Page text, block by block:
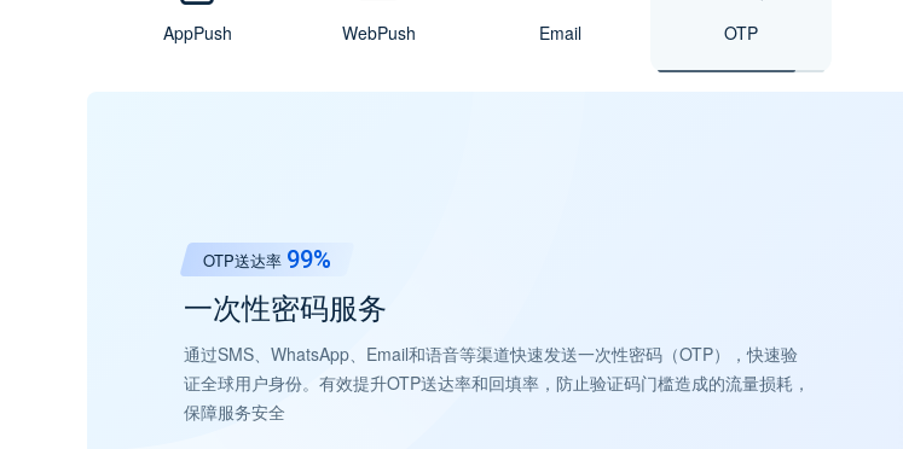
AppPush WebPush Email OTP
AppPush推送送达率
高效的移动应用推送通知服务
提供整合Android、iOS的统一推送服务，毫秒级送达，推送内容多样性，有效提高留
存率，提升用户活跃度。
提升网站通知订阅率约
实时网站推送通知服务
无需依赖移动App，您可随时向网站订阅用户推送营销消息和服务通知，高效提升用
户活跃度与转化率。
邮件送达率 99.97%
高效稳定的电子邮件发送服务
通过稳定高效的邮件发送，融合AI文案优化与实时准确的数据报告，提高企业的邮件
送达率和进箱率，支持SMTP 和 API集成，让邮件营销真正驱动企业持续增长。
OTP送达率 99%
一次性密码服务
通过SMS、WhatsApp、Email和语音等渠道快速发送一次性密码（OTP），快速验
证全球用户身份。有效提升OTP送达率和回填率，防止验证码门槛造成的流量损耗，
保障服务安全
短信送达率 99%
短信营销服务
遍及全球的短信触及能力，毫秒级响应，覆盖223个国家及地区。
了解详情
官方授权
WhatsApp Business API 服务
为企业提供可视化界面和易于集成的API接口，实现重要通知触达、实时自动回复、
多客服沟通等功能，让企业在每一个业务环节都与客户保持紧密和自然的联系。
AI策略优化
营销自动化服务
通过智能化的营销自动化流程，帮助企业实现精准的客户触达和个性化的营销策略，
提升营销效果和客户转化率。